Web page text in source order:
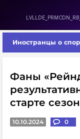
Иностранцы о
Фаны
старте
10.10.2024 0